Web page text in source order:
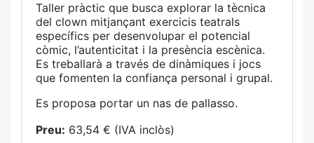
Taller pràctic que busca explorar la tècnica
del clown mitjançant exercicis teatrals
específics per desenvolupar el potencial
còmic, l’autenticitat i la presència escènica.
Es treballarà a través de dinàmiques i jocs
que fomenten la confiança personal i grupal.
Es proposa portar un nas de pallasso.
Preu: 63,54 € (IVA inclòs)